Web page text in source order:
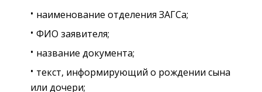
наименование отделения ЗАГСа;
ФИО заявителя;
название документа;
текст, информирующий о рождении сына
или дочери;